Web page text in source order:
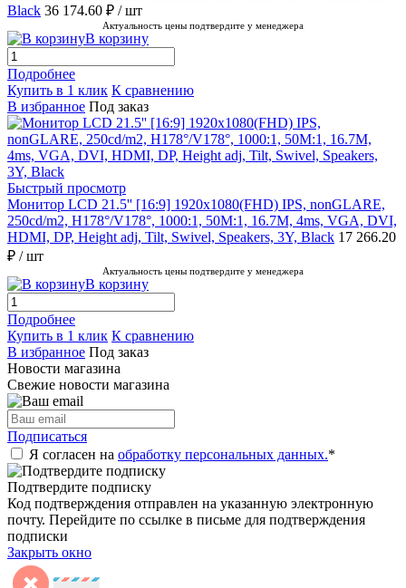
Black 36 174.60 ₽ / шт
Актуальность цены подтвердите у менеджера
В корзину
Подробнее
Купить в 1 клик К сравнению
В избранное Под заказ
Быстрый просмотр
Монитор LCD 21.5'' [16:9] 1920х1080(FHD) IPS, nonGLARE,
250cd/m2, H178°/V178°, 1000:1, 50M:1, 16.7M, 4ms, VGA, DVI,
HDMI, DP, Height adj, Tilt, Swivel, Speakers, 3Y, Black 17 266.20
₽ / шт
Актуальность цены подтвердите у менеджера
В корзину
Подробнее
Купить в 1 клик К сравнению
В избранное Под заказ
Новости магазина
Свежие новости магазина
Подписаться
Я согласен на обработку персональных данных.*
Подтвердите подписку
Код подтверждения отправлен на указанную электронную
почту. Перейдите по ссылке в письме для подтверждения
подписки
Закрыть окно